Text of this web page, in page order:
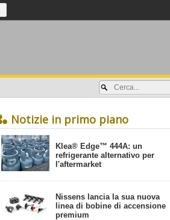
Notizie in primo piano
​Klea® Edge™ 444A: un
refrigerante alternativo per
l'aftermarket
Nissens lancia la sua nuova
linea di bobine di accensione
premium